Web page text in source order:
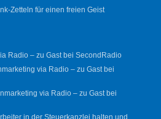
Zetteln für einen freien Geist
Radio – zu Gast bei SecondRadio
via Radio – zu Gast bei
via Radio – zu Gast bei
in der Steuerkanzlei halten und